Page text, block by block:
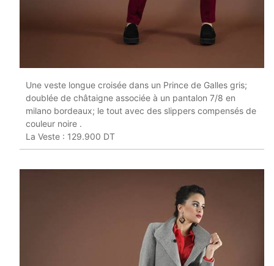
Une veste longue croisée dans un Prince de Galles gris;
doublée de châtaigne associée à un pantalon 7/8 en
milano bordeaux; le tout avec des slippers compensés de
couleur noire .
La Veste : 129.900 DT